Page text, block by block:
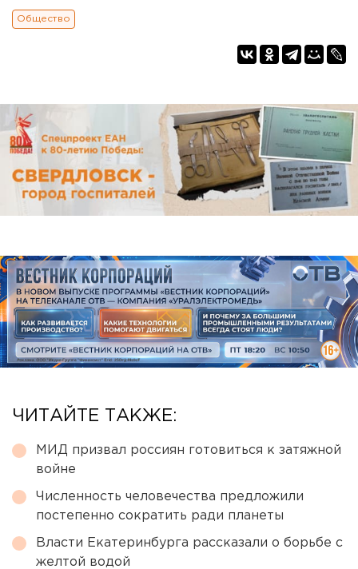
Общество
ЧИТАЙТЕ ТАКЖЕ:
МИД призвал россиян готовиться к затяжной
войне
Численность человечества предложили
постепенно сократить ради планеты
Власти Екатеринбурга рассказали о борьбе с
желтой водой